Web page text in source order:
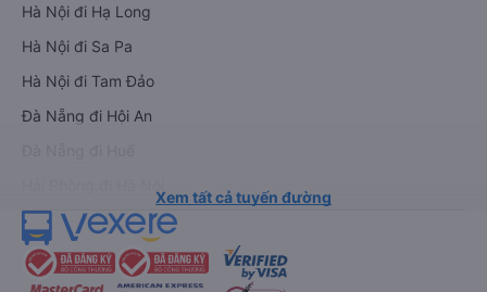
Hà Nội đi Hạ Long
Hà Nội đi Sa Pa
Hà Nội đi Tam Đảo
Đà Nẵng đi Hội An
Xem tất cả tuyến đường